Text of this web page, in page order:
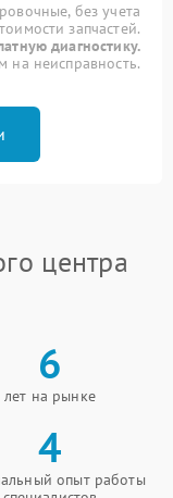
без учета
запчастей.
диагностику.
на неисправность.
центра
6
лет на рынке
4
опыт работы